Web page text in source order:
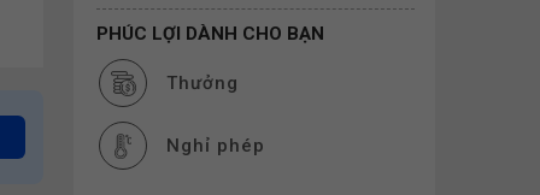
PHÚC LỢI DÀNH CHO BẠN
Thưởng
Nghỉ phép